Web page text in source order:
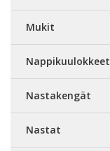
Mukit
Nappikuulokkeet
Nastakengät
Nastat